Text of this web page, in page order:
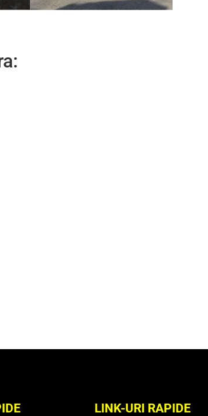
LINK-URI RAPIDE